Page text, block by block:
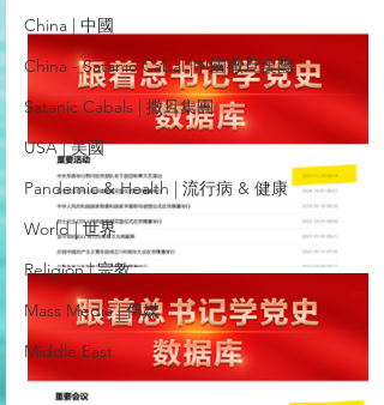
China | 中國
China - Satanic Cabal |中國撒旦集團
Satanic Cabals | 撒旦集團
USA | 美國
Pandemic & Health | 流行病 & 健康
World | 世界
Religion | 宗教
Mass Media | 傳媒
Middle East